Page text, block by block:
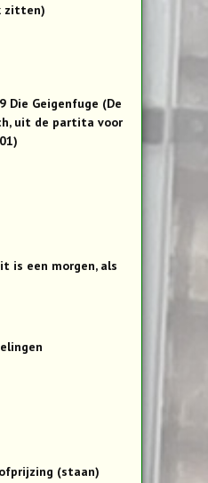
zitten)
Die Geigenfuge (De
uit de partita voor
is een morgen, als
(staan)